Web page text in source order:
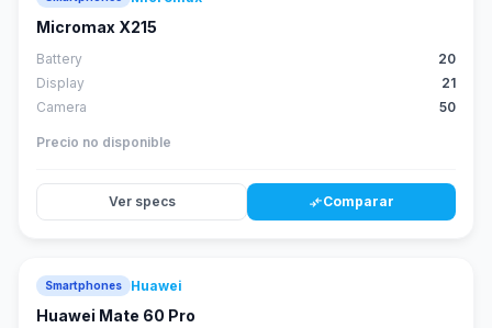
Micromax X215
Battery
20
Display
21
Camera
50
Precio no disponible
Ver specs compare_arrowsComparar
Smartphones Huawei
Huawei Mate 60 Pro